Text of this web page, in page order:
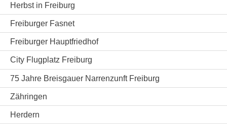
Herbst in Freiburg
Freiburger Fasnet
Freiburger Hauptfriedhof
City Flugplatz Freiburg
75 Jahre Breisgauer Narrenzunft Freiburg
Zähringen
Herdern